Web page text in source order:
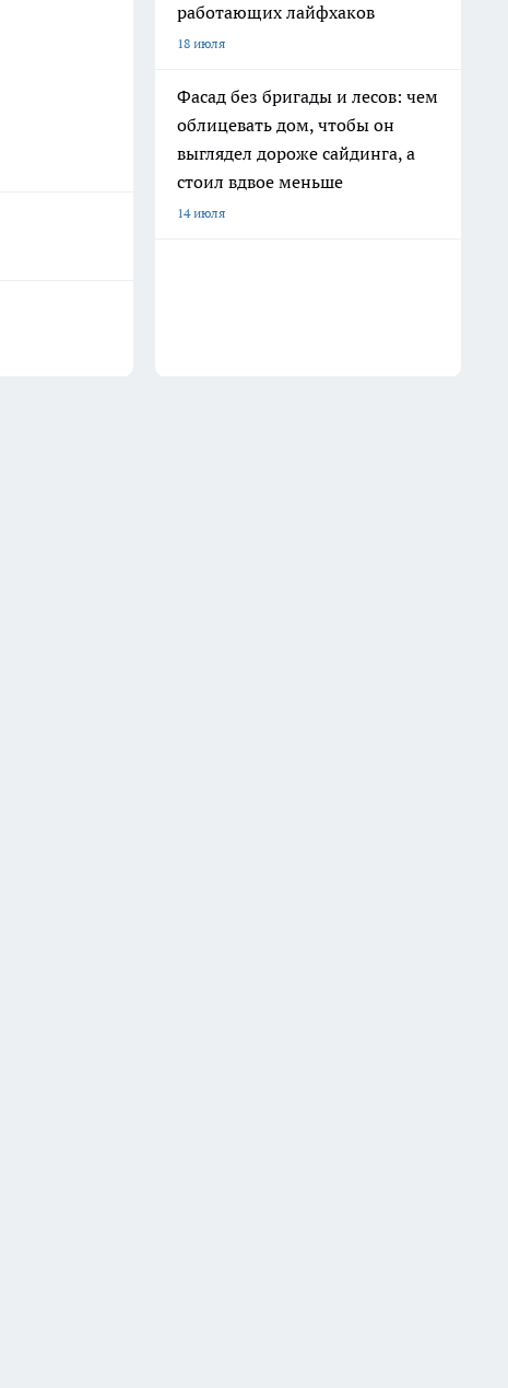
работающих лайфхаков
18 июля
Фасад без бригады и лесов: чем
облицевать дом, чтобы он
выглядел дороже сайдинга, а
стоил вдвое меньше
14 июля